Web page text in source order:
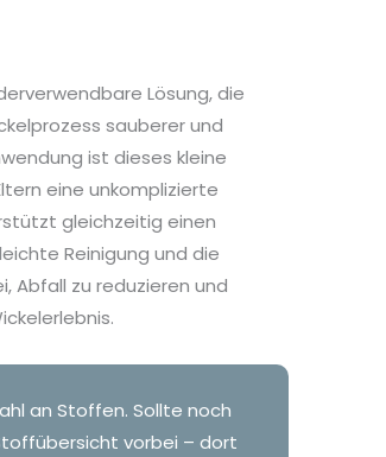
Lösung, die
sauberer und
ist dieses kleine
eine unkomplizierte
gleichzeitig einen
Reinigung und die
Abfall zu reduzieren und
an Stoffen. Sollte noch
vorbei – dort